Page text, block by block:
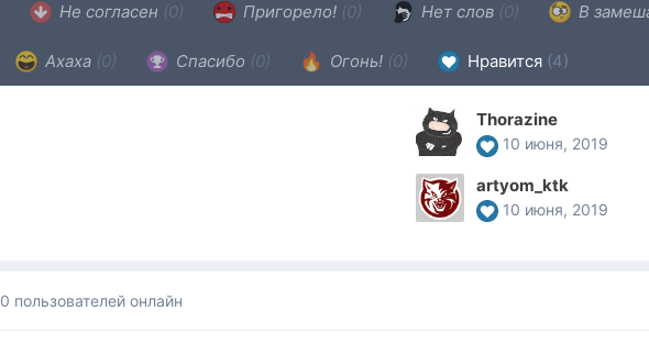
Не согласен (0) Пригорело! (0) Нет слов (0) В
Ахаха (0) Спасибо (0) Огонь! (0) Нравится (4)
Thorazine
10 июня, 2019
artyom_ktk
10 июня, 2019
0 пользователей онлайн